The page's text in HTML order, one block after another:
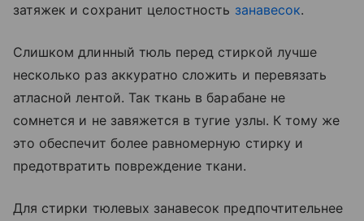
затяжек и сохранит целостность занавесок.
Слишком длинный тюль перед стиркой лучше
несколько раз аккуратно сложить и перевязать
атласной лентой. Так ткань в барабане не
сомнется и не завяжется в тугие узлы. К тому же
это обеспечит более равномерную стирку и
предотвратить повреждение ткани.
Для стирки тюлевых занавесок предпочтительнее